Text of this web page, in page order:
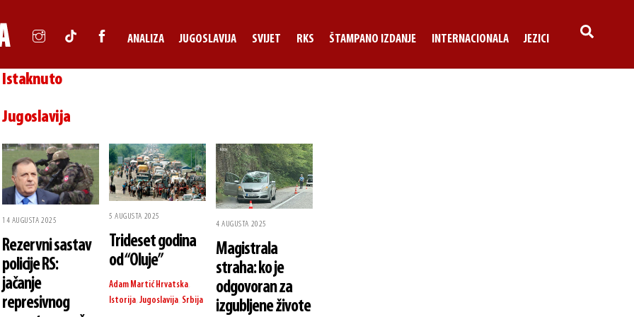
ANALIZA JUGOSLAVIJA SVIJET RKS ŠTAMPANO IZDANJE INTERNACIONALA JEZICI
Istaknuto
Jugoslavija
14 AUGUSTA 2025
Rezervni sastav
policije RS:
jačanje
represivnog
5 AUGUSTA 2025
Trideset godina
od “Oluje”
Adam Martić Hrvatska
Istorija Jugoslavija Srbija
4 AUGUSTA 2025
Magistrala
straha: ko je
odgovoran za
izgubljene živote